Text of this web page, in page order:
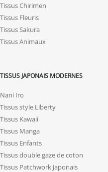
Tissus Chirimen
Tissus Fleuris
Tissus Sakura
Tissus Animaux
TISSUS JAPONAIS MODERNES
Nani Iro
Tissus style Liberty
Tissus Kawaii
Tissus Manga
Tissus Enfants
Tissus double gaze de coton
Tissus Patchwork Japonais